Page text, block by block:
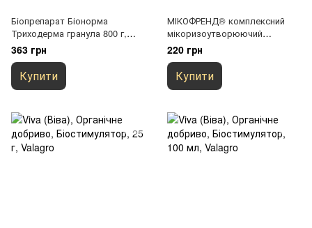
Біопрепарат Біонорма
Триходерма гранула 800 г,
захист від грибкових хвороб,
для всіх культур
363 грн
Купити
МІКОФРЕНД® комплексний
мікоризоутворюючий
біопрепарат
220 грн
Купити